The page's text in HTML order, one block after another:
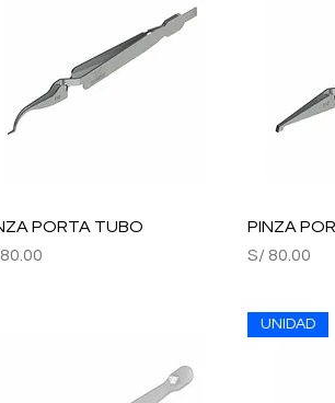
Vista rápida
PORTA TUBO
PINZA
Precio
S/ 80.00
UNIDAD